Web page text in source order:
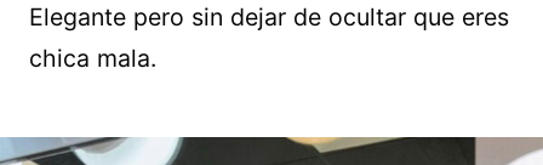
Elegante pero sin dejar de ocultar que eres
chica mala.